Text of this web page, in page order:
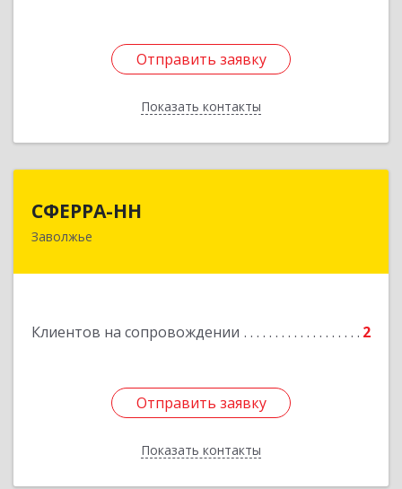
Отправить заявку
Показать контакты
Отправить заявку
Назад
СФЕРРА-НН
Заволжье
Клиентов на сопровождении 2
Отправить заявку
Показать контакты
Отправить заявку
Назад